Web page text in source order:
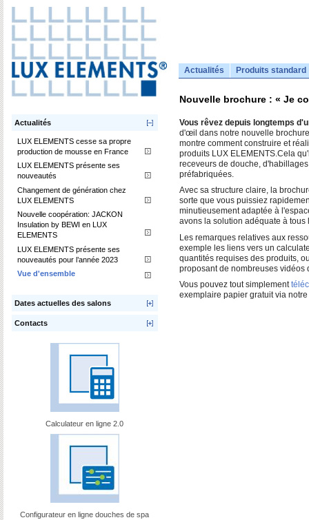
Actualités Produits standard
Actualités
LUX ELEMENTS cesse sa propre
production de mousse en France
LUX ELEMENTS présente ses
nouveautés
Changement de génération chez
LUX ELEMENTS
Nouvelle coopération: JACKON
Insulation by BEWI en LUX
ELEMENTS
LUX ELEMENTS présente ses
nouveautés pour l’année 2023
Vue d'ensemble
Dates actuelles des salons
Contacts
Calculateur en ligne 2.0
Configurateur en ligne douches de spa
Nouvelle brochure : « Je
Vous rêvez depuis longtemps
d'œil dans notre nouvelle
montre comment construire et
produits LUX ELEMENTS. Cela
receveurs de douche,
préfabriquées.
Avec sa structure claire, la
sorte que vous puissiez
minutieusement adaptée à
avons la solution adéquate à tous
Les remarques relatives aux
exemple les liens vers un
quantités requises des produits,
proposant de nombreuses vidéos
Vous pouvez tout simplement
exemplaire papier gratuit via notre